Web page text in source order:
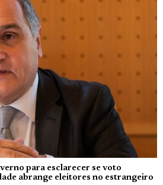
para esclarecer se voto
abrange eleitores no estrangeiro